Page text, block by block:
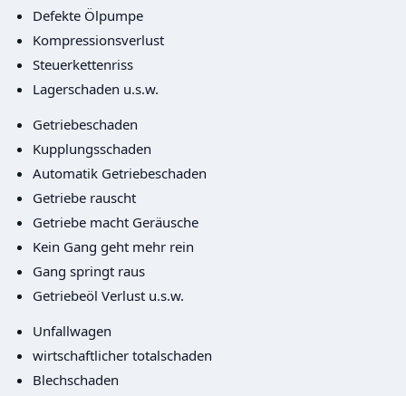
Defekte Ölpumpe
Kompressionsverlust
Steuerkettenriss
Lagerschaden u.s.w.
Getriebeschaden
Kupplungsschaden
Automatik Getriebeschaden
Getriebe rauscht
Getriebe macht Geräusche
Kein Gang geht mehr rein
Gang springt raus
Getriebeöl Verlust u.s.w.
Unfallwagen
wirtschaftlicher totalschaden
Blechschaden